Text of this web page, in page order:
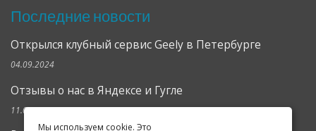
Мы используем cookie. Это
Последние новости
Открылся клубный сервис Geely в Петербурге
04.09.2024
Отзывы о нас в Яндексе и Гугле
11.02.2019